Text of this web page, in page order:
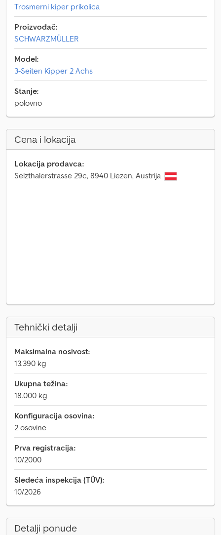
Trosmerni kiper prikolica
Proizvođač:
SCHWARZMÜLLER
Model:
3-Seiten Kipper 2 Achs
Stanje:
polovno
Cena i lokacija
Lokacija prodavca:
Selzthalerstrasse 29c, 8940 Liezen, Austrija
Tehnički detalji
Maksimalna nosivost:
13.390 kg
Ukupna težina:
18.000 kg
Konfiguracija osovina:
2 osovine
Prva registracija:
10/2000
Sledeća inspekcija (TÜV):
10/2026
Detalji ponude